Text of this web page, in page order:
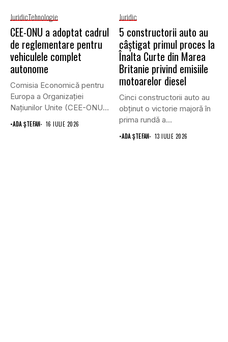
JuridicTehnologie
CEE-ONU a adoptat cadrul
de reglementare pentru
vehiculele complet
autonome
Comisia Economică pentru
Europa a Organizației
Națiunilor Unite (CEE-ONU)
a adoptat primul...
•ADA ȘTEFAN 16 IULIE 2026
Juridic
5 constructorii auto au
câștigat primul proces la
Înalta Curte din Marea
Britanie privind emisiile
motoarelor diesel
Cinci constructorii auto au
obținut o victorie majoră în
prima rundă a...
•ADA ȘTEFAN 13 IULIE 2026